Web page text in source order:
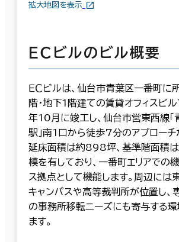
拡大地図を表示
ＥＣビルのビル概要
ＥＣビルは、仙台市青葉区一番町に
階・地下1階建ての賃貸オフィスビ
年10月に竣工し、仙台市営東西線「
駅」南1口から徒歩7分のアプローチ
延床面積は約898坪、基準階面積
模を有しており、一番町エリアでの
ス拠点として機能します。周辺には
キャンパスや高等裁判所が位置し、
の事務所移転ニーズにも寄与する
ます。